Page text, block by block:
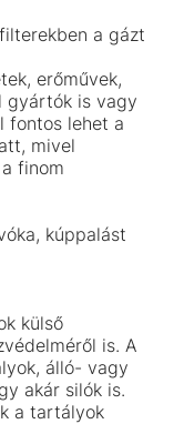
a gázt
erőművek,
gyártók is vagy
fontos lehet a
mivel
finom
kúppalást
külső
is. A
álló- vagy
akár silók is.
a tartályok